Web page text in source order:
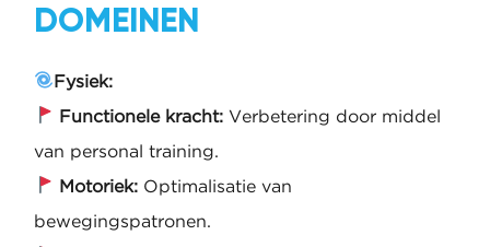
DOMEINEN
Fysiek:
Functionele kracht: Verbetering door middel
van personal training.
Motoriek: Optimalisatie van
bewegingspatronen.